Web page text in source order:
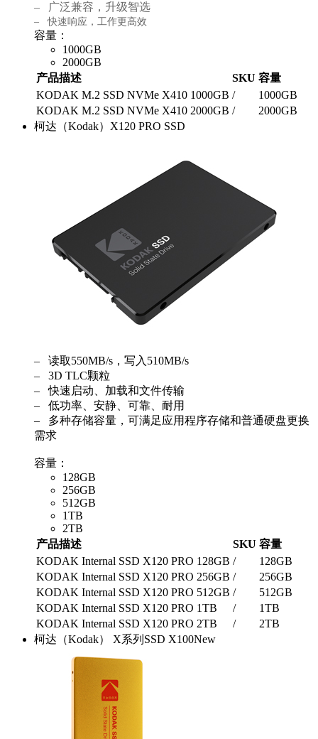
–
广泛兼容，升级智选
– 快速响应，工作更高效
容量：
1000GB
2000GB
产品描述
SKU 容量
KODAK M.2 SSD NVMe X410 1000GB /
1000GB
KODAK M.2 SSD NVMe X410 2000GB /
2000GB
柯达（Kodak）X120 PRO SSD
– 读取550MB/s，写入510MB/s
– 3D TLC颗粒
– 快速启动、加载和文件传输
– 低功率、安静、可靠、耐用
– 多种存储容量，可满足应用程序存储和普通硬盘更换
需求
容量：
128GB
256GB
512GB
1TB
2TB
产品描述
SKU 容量
KODAK Internal SSD X120 PRO 128GB /
128GB
KODAK Internal SSD X120 PRO 256GB /
256GB
KODAK Internal SSD X120 PRO 512GB /
512GB
KODAK Internal SSD X120 PRO 1TB
/
1TB
KODAK Internal SSD X120 PRO 2TB
/
2TB
柯达（Kodak） X系列SSD X100New